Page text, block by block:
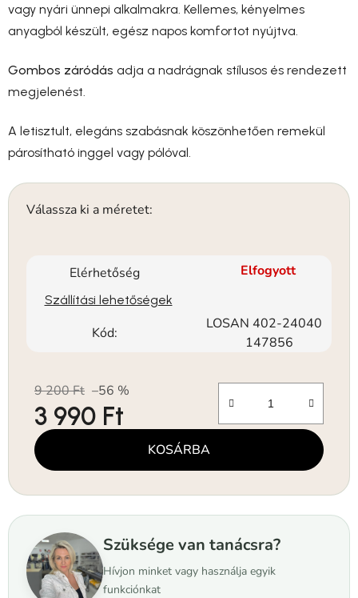
vagy nyári ünnepi alkalmakra. Kellemes, kényelmes
anyagból készült, egész napos komfortot nyújtva.
Gombos záródás adja a nadrágnak stílusos és rendezett
megjelenést.
A letisztult, elegáns szabásnak köszönhetően remekül
párosítható inggel vagy pólóval.
Válassza ki a méretet:
Elérhetőség Elfogyott
Szállítási lehetőségek
Kód:
LOSAN 402-24040
147856
9 200 Ft –56 %
3 990 Ft
Egységár: KOSÁRBA
Szüksége van tanácsra?
Hívjon minket vagy használja egyik
funkciónkat